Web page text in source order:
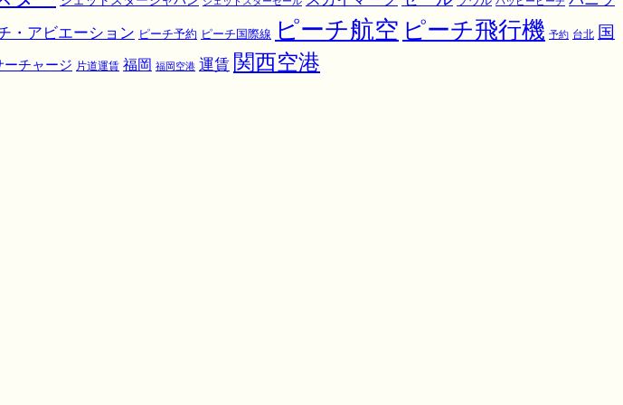
・アビエーション ピーチ予約 ピーチ国際線 ピーチ航空 ピーチ飛行機 予約 台北 国
ーチャージ 片道運賃 福岡 福岡空港 運賃 関西空港